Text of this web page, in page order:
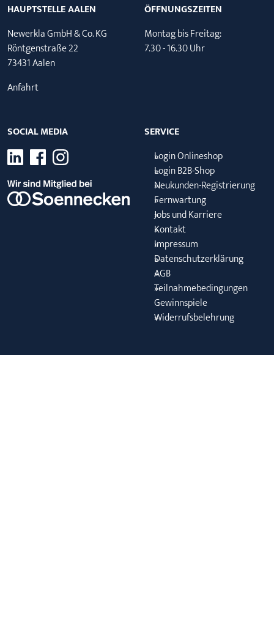
HAUPTSTELLE AALEN
Newerkla GmbH & Co. KG
Röntgenstraße 22
73431 Aalen
Anfahrt
ÖFFNUNGSZEITEN
Montag bis Freitag:
7.30 - 16.30 Uhr
SOCIAL MEDIA
SERVICE
Login Onlineshop
Login B2B-Shop
Neukunden-Registrierung
Fernwartung
Jobs und Karriere
Kontakt
Impressum
Datenschutzerklärung
AGB
Teilnahmebedingungen
Gewinnspiele
Widerrufsbelehrung